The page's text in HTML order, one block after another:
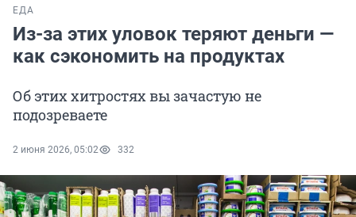
ЕДА
Из-за этих уловок теряют деньги —
как сэкономить на продуктах
Об этих хитростях вы зачастую не
подозреваете
2 июня 2026, 05:02 332